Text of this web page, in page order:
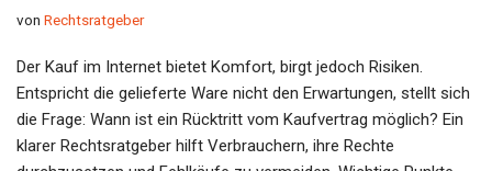
von Rechtsratgeber
Der Kauf im Internet bietet Komfort, birgt jedoch Risiken.
Entspricht die gelieferte Ware nicht den Erwartungen, stellt sich
die Frage: Wann ist ein Rücktritt vom Kaufvertrag möglich? Ein
klarer Rechtsratgeber hilft Verbrauchern, ihre Rechte